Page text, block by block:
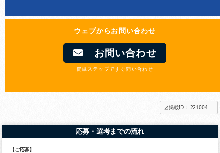
ウェブからお問い合わせ
お問い合わせ
簡単ステップですぐ問い合わせ
掲載ID： 221004
応募・選考までの流れ
【ご応募】